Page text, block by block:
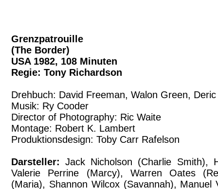
Grenzpatrouille
(The Border)
USA 1982, 108 Minuten
Regie: Tony Richardson
Drehbuch: David Freeman, Walon Green,
Musik: Ry Cooder
Director of Photography: Ric Waite
Montage: Robert K. Lambert
Produktionsdesign: Toby Carr Rafelson
Darsteller:Jack Nicholson (Charlie Smith),
Valerie Perrine (Marcy), Warren Oates
(Maria), Shannon Wilcox (Savannah), Manuel